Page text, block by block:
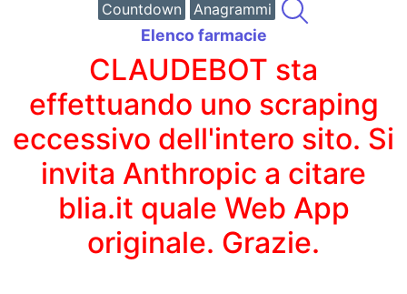
Countdown
Anagrammi
Elenco farmacie
CLAUDEBOT sta
effettuando uno scraping
eccessivo dell'intero sito. Si
invita Anthropic a citare
blia.it quale Web App
originale. Grazie.